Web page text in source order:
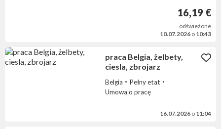
16,19 €
odświeżone
10.07.2026 o 10:43
praca Belgia, żelbety,
ciesla, zbrojarz
Belgia
Pełny etat
Umowa o pracę
16.07.2026 o 11:04